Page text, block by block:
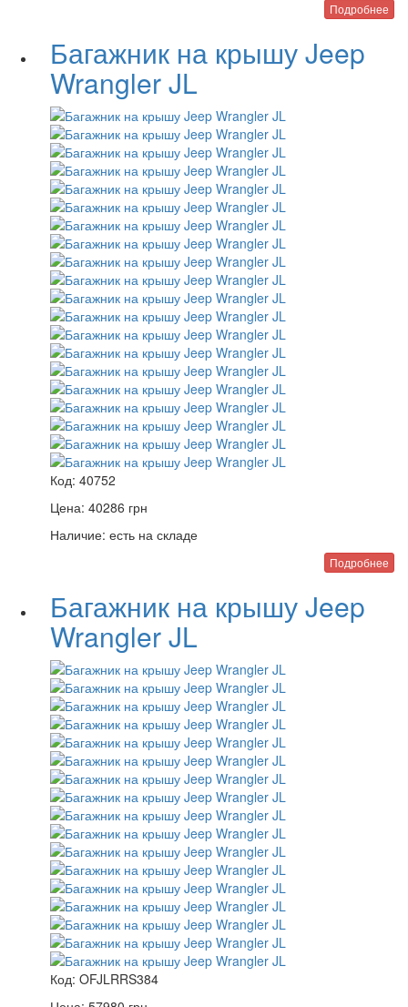
Подробнее
Багажник на крышу Jeep
Wrangler JL
Код: 40752
Цена: 40286 грн
Наличие: есть на складе
Подробнее
Багажник на крышу Jeep
Wrangler JL
Код: OFJLRRS384